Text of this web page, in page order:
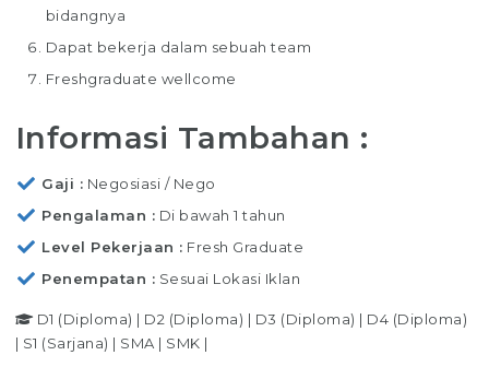
bidangnya
Dapat bekerja dalam sebuah team
Freshgraduate wellcome
Informasi Tambahan :
Gaji
Negosiasi / Nego
Pengalaman
Di bawah 1 tahun
Level Pekerjaan
Fresh Graduate
Penempatan
Sesuai Lokasi Iklan
D1 (Diploma) | D2 (Diploma) | D3 (Diploma) | D4 (Diploma)
| S1 (Sarjana) | SMA | SMK |